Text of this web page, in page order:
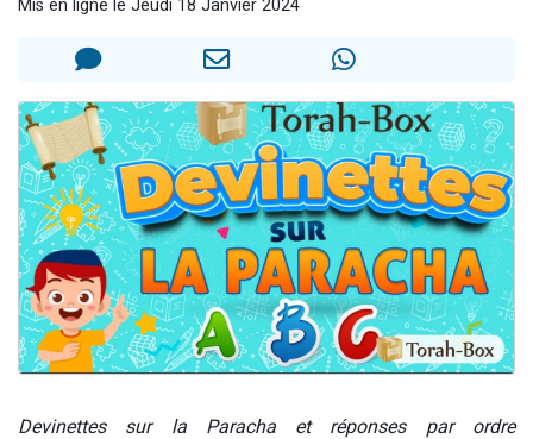
Il reste 49 places pour étudier en groupe sur Zoom
Eva vient de donner son Maasser
Mis en ligne le Jeudi 18 Janvier 2024
Devinettes sur la Paracha et réponses par ordre